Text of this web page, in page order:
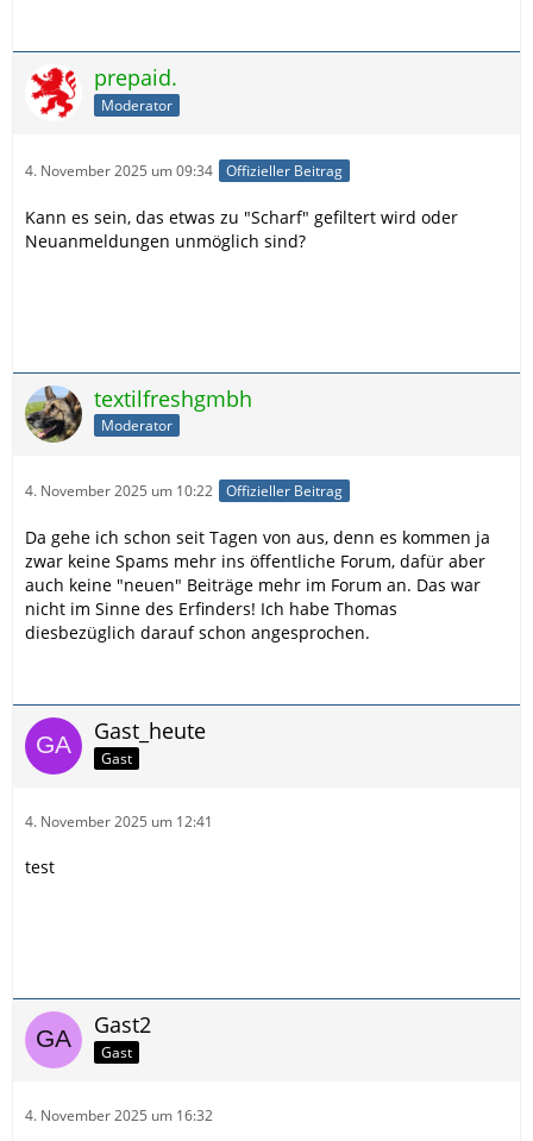
prepaid.
Moderator
4. November 2025 um 09:34 Offizieller Beitrag
Kann es sein, das etwas zu "Scharf" gefiltert wird oder
Neuanmeldungen unmöglich sind?
textilfreshgmbh
Moderator
4. November 2025 um 10:22 Offizieller Beitrag
Da gehe ich schon seit Tagen von aus, denn es kommen ja
zwar keine Spams mehr ins öffentliche Forum, dafür aber
auch keine "neuen" Beiträge mehr im Forum an. Das war
nicht im Sinne des Erfinders! Ich habe Thomas
diesbezüglich darauf schon angesprochen.
Gast_heute
Gast
4. November 2025 um 12:41
test
Gast2
Gast
4. November 2025 um 16:32